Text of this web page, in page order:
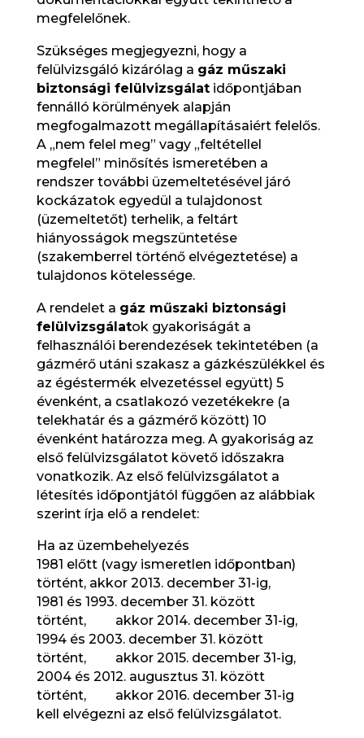
megfelelőnek.
Szükséges megjegyezni, hogy a
felülvizsgáló kizárólag a gáz műszaki
biztonsági felülvizsgálatidőpontjában
fennálló körülmények alapján
megfogalmazott megállapításaiért felelős.
A „nem felel meg” vagy „feltétellel
megfelel” minősítés ismeretében a
rendszer további üzemeltetésével járó
kockázatok egyedül a tulajdonost
(üzemeltetőt) terhelik, a feltárt
hiányosságok megszüntetése
(szakemberrel történő elvégeztetése) a
tulajdonos kötelessége.
A rendelet a gáz műszaki biztonsági
felülvizsgálatok gyakoriságát a
felhasználói berendezések tekintetében (a
gázmérő utáni szakasz a gázkészülékkel és
az égéstermék elvezetéssel együtt) 5
évenként, a csatlakozó vezetékekre (a
telekhatár és a gázmérő között) 10
évenként határozza meg. A gyakoriság az
első felülvizsgálatot követő időszakra
vonatkozik. Az első felülvizsgálatot a
létesítés időpontjától függően az alábbiak
szerint írja elő a rendelet:
Ha az üzembehelyezés
1981 előtt (vagy ismeretlen időpontban)
történt, akkor 2013. december 31-ig,
1981 és 1993. december 31. között
történt, akkor 2014. december 31-ig,
1994 és 2003. december 31. között
történt, akkor 2015. december 31-ig,
2004 és 2012. augusztus 31. között
történt, akkor 2016. december 31-ig
kell elvégezni az első felülvizsgálatot.